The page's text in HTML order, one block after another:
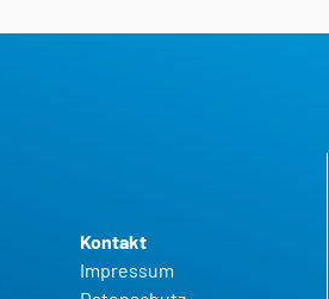
Kontakt
Impressum